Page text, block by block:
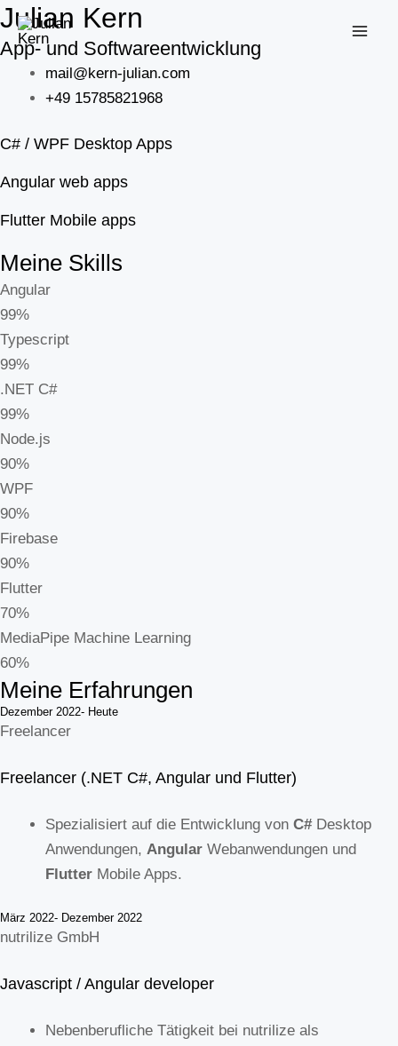
Zum
Inhalt
springen
Julian Kern
App- und Softwareentwicklung
mail@kern-julian.com
+49 15785821968
C# / WPF Desktop Apps
Angular web apps
Flutter Mobile apps
Meine Skills
Angular
99%
Typescript
99%
.NET C#
99%
Node.js
90%
WPF
90%
Firebase
90%
Flutter
70%
MediaPipe Machine Learning
60%
Meine Erfahrungen
Dezember 2022- Heute
Freelancer
Freelancer (.NET C#, Angular und Flutter)
Spezialisiert auf die Entwicklung von C#Desktop
Anwendungen, Angular Webanwendungen und
Flutter Mobile Apps.
März 2022- Dezember 2022
nutrilize GmbH
Javascript / Angular developer
Nebenberufliche Tätigkeit bei nutrilize als